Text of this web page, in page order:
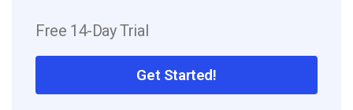
Free 14-Day Trial
Get Started!